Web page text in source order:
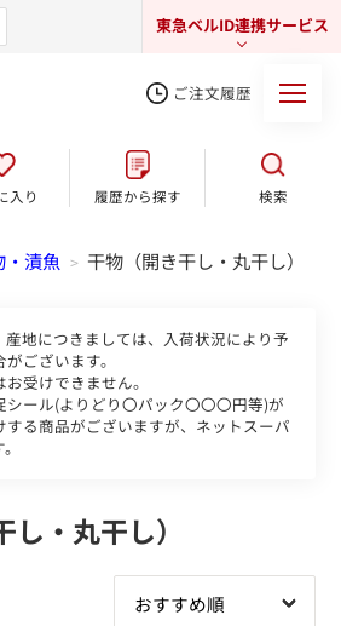
東急ベルID連携サービス
東急オンラインショップ
ご注文履歴
入り 履歴から探す 検索
・漬魚 > 干物（開き干し・丸干し）
地につきましては、入荷状況により予
ございます。
受けできません。
ール(よりどり〇パック〇〇〇円等)が
する商品がございますが、ネットスーパ
・丸干し）